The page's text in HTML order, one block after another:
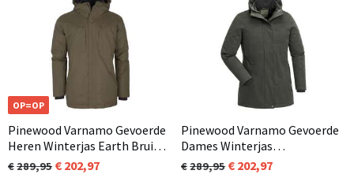
OP=OP
Pinewood Varnamo Gevoerde
Heren Winterjas Earth Bruin
(206)
289,95 202,97
Pinewood Varnamo Gevoerde
Dames Winterjas
Donkergroen (103)
289,95 202,97